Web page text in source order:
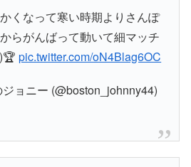
くなって寒い時期よりさんぽ
らがんばって動いて細マッチ
pic.twitter.com/oN4Blag6OC
ョニー (@boston_johnny44)